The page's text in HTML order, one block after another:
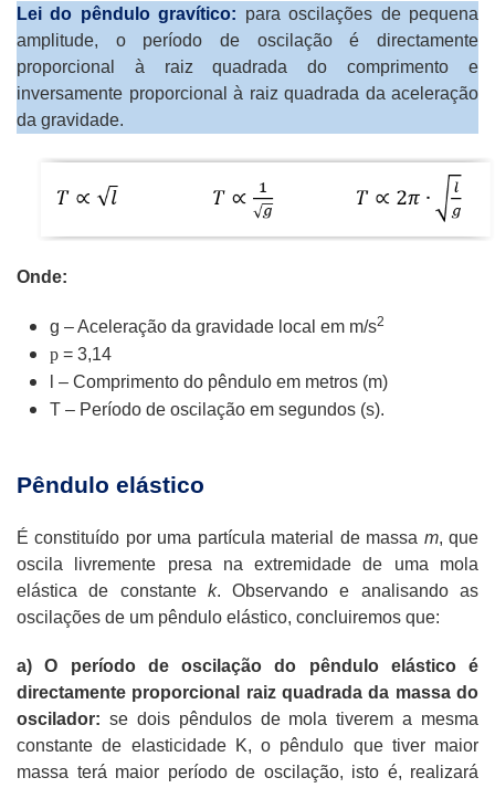
Lei do pêndulo gravítico: para oscilações de pequena
amplitude, o período de oscilação é directamente
proporcional à raiz quadrada do comprimento e
inversamente proporcional à raiz quadrada da aceleração
da gravidade.
Onde:
g – Aceleração da gravidade local em m/s2
p = 3,14
l – Comprimento do pêndulo em metros (m)
T – Período de oscilação em segundos (s).
Pêndulo elástico
É constituído por uma partícula material de massa m, que
oscila livremente presa na extremidade de uma mola
elástica de constante k. Observando e analisando as
oscilações de um pêndulo elástico, concluiremos que:
a) O período de oscilação do pêndulo elástico é
directamente proporcional raiz quadrada da massa do
oscilador: se dois pêndulos de mola tiverem a mesma
constante de elasticidade K, o pêndulo que tiver maior
massa terá maior período de oscilação, isto é, realizará